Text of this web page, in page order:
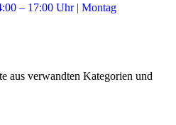
– 17:00 Uhr | Montag
aus verwandten Kategorien und